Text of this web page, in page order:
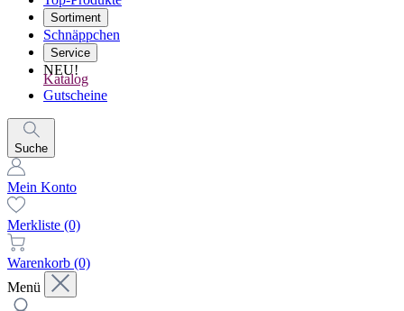
Sortiment
Schnäppchen
Service
NEU!
Katalog
Gutscheine
Suche
Mein Konto
Merkliste (0)
Warenkorb (0)
Menü